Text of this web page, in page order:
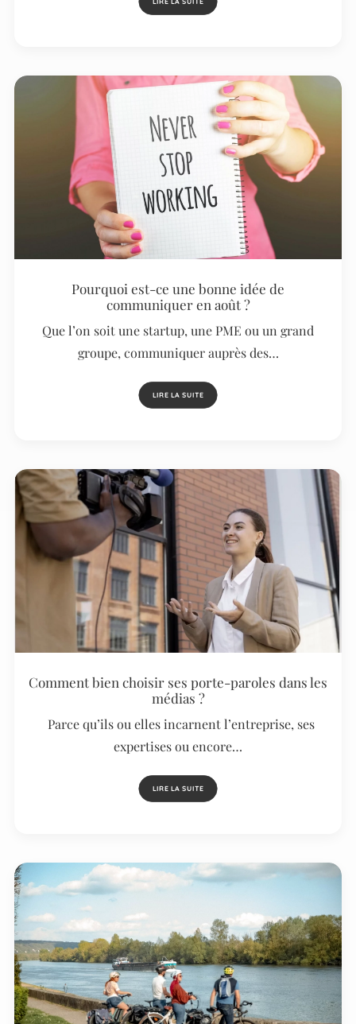
Pourquoi est-ce une bonne idée de
communiquer en août ?
Que l’on soit une startup, une PME ou un grand
groupe, communiquer auprès des…
LIRE LA SUITE
Comment bien choisir ses porte-paroles dans les
médias ?
Parce qu’ils ou elles incarnent l’entreprise, ses
expertises ou encore…
LIRE LA SUITE